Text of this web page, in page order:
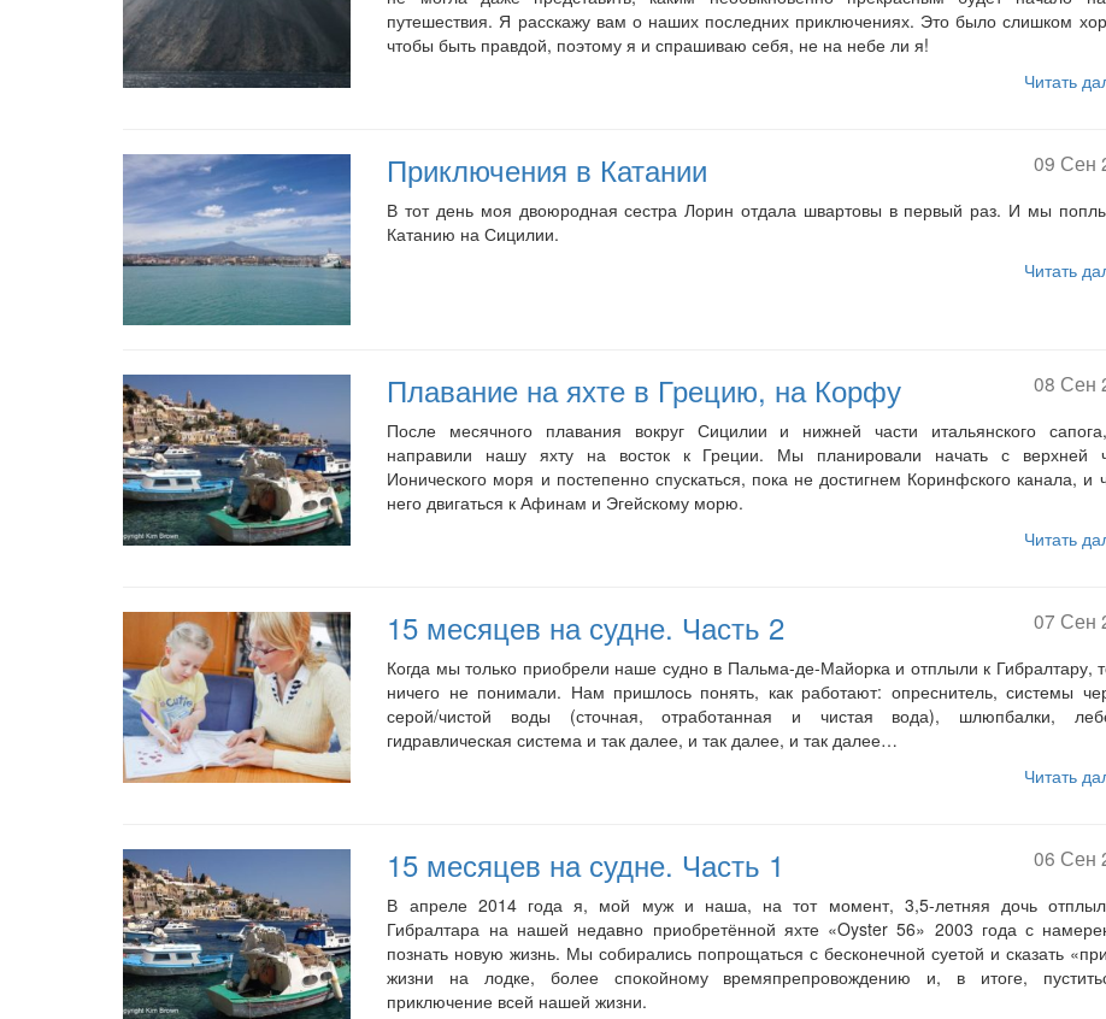
путешествия. Я расскажу вам о наших последних приключениях. Это было слишком
чтобы быть правдой, поэтому я и спрашиваю себя, не на небе ли я!
Читать
09 Сен
Приключения в Катании
В тот день моя двоюродная сестра Лорин отдала швартовы в первый раз. И мы
Катанию на Сицилии.
Читать
08 Сен
Плавание на яхте в Грецию, на Корфу
После месячного плавания вокруг Сицилии и нижней части итальянского
направили нашу яхту на восток к Греции. Мы планировали начать с верхней
Ионического моря и постепенно спускаться, пока не достигнем Коринфского канала, и
него двигаться к Афинам и Эгейскому морю.
Читать
07 Сен
15 месяцев на судне. Часть 2
Когда мы только приобрели наше судно в Пальма-де-Майорка и отплыли к Гибралтару,
ничего не понимали. Нам пришлось понять, как работают: опреснитель, системы
серой/чистой воды (сточная, отработанная и чистая вода), шлюпбалки,
гидравлическая система и так далее, и так далее, и так далее…
Читать
06 Сен
15 месяцев на судне. Часть 1
В апреле 2014 года я, мой муж и наша, на тот момент, 3,5-летняя дочь
Гибралтара на нашей недавно приобретённой яхте «Oyster 56» 2003 года с
познать новую жизнь. Мы собирались попрощаться с бесконечной суетой и сказать
жизни на лодке, более спокойному времяпрепровождению и, в итоге,
приключение всей нашей жизни.